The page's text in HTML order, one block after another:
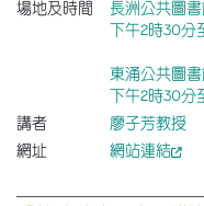
場地及時間
長洲公共圖書
下午2時30分
東涌公共圖
下午2時30分
講者
廖子芳教授
網址
網站連結